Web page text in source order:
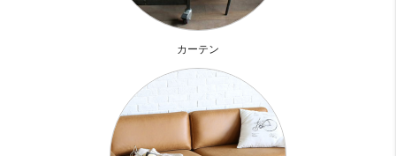
壁一面はレンガなんです。
ブルックリンスタイルには欠かせないレンガ壁
そこにステンレスのキッチンにダクトむき出しの換気扇。
これがインダストリアルな世界に。。。
ヴィンテージ風もいいな～
カーテン